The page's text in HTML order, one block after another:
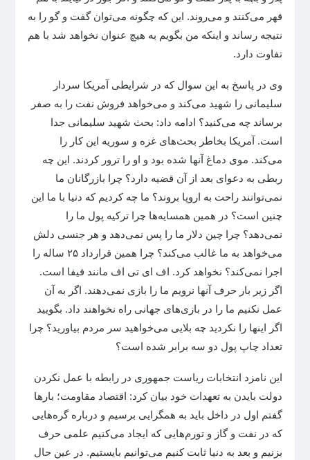
قهر می‌کنند و می‌روند. این که چگونه می‌توان گفت و گو را به
نتیجه رساند و اینکه من بگویم به هیچ عنوان نخواهد شد با هم
تفاوت دارد.
وی در پاسخ به این سوال که در شرایطی آمریکا سردار
سلیمانی را شهید می‌کند و می‌خواهد فروش نفت را به صفر
برساند چه می‌کنید؟ ادامه داد: بحث شهید سلیمانی جدا
است. آمریکا بخاطر بحث‌های غزه و سوریه این کار را
می‌کند. موی دماغ آنها شده بود و او را ترور کردند. این چه
ربطی به دعوای بعد از آن قضیه دارد؟ چرا بازرگانان ما
نمی‌توانند راحت به اروپا بروند؟ ما چه کردیم که دنیا با ما این
چنین است؟ در همین همسایه‌ها چرا ترکیه پول ما را
نمی‌دهد؟ چرا چین دلار ما را پس نمی‌دهد و هر جنسی دلش
می‌خواهد به ما غالب می‌کند؟ چرا همین قرارداد ۲۵ ساله را
اجرا نمی‌کند؟ نخواهد کرد. اف ای تی اف مانند فیفا است.
اگر زیر بار حرف آنها نرویم ما را بازی نمی‌دهند. اگر به آن
عمل نکنیم ما را در بازی‌های جهانی راه نخواهند داد. بگویید
اگر اینها را نکردید چه بلایی می‌خواهید سر مردم بیاورید؟ چرا
تعداد چاپ پول دو سه برابر شده است؟
این نامزد انتخابات ریاست جمهوری در رابطه با عمل نکردن
دولت بایدن به تعهدات خود بیان کرد: اقتصاد مقاومت؛ بارها
گفتم اول در داخل باید به همگرایی برسیم و درباره گره‌هایی
که در نفت و گاز و تورم‌هایی که ایجاد می‌کنیم علمی حرف
بزنیم و بعد به دنیا ثابت کنیم می‌توانیم بایستیم. در عین حال